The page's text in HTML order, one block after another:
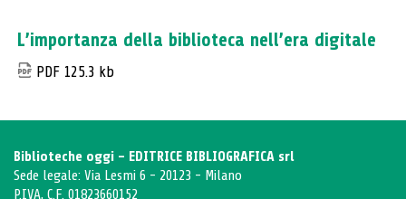
L’importanza della biblioteca nell’era digitale
PDF 125.3 kb
Biblioteche oggi - EDITRICE BIBLIOGRAFICA srl
Sede legale: Via Lesmi 6 - 20123 - Milano
P.IVA, C.F. 01823660152